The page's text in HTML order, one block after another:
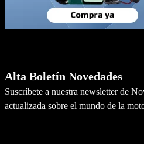
Alta Boletín Novedades
Suscríbete a nuestra newsletter de
actualizada sobre el mundo de la